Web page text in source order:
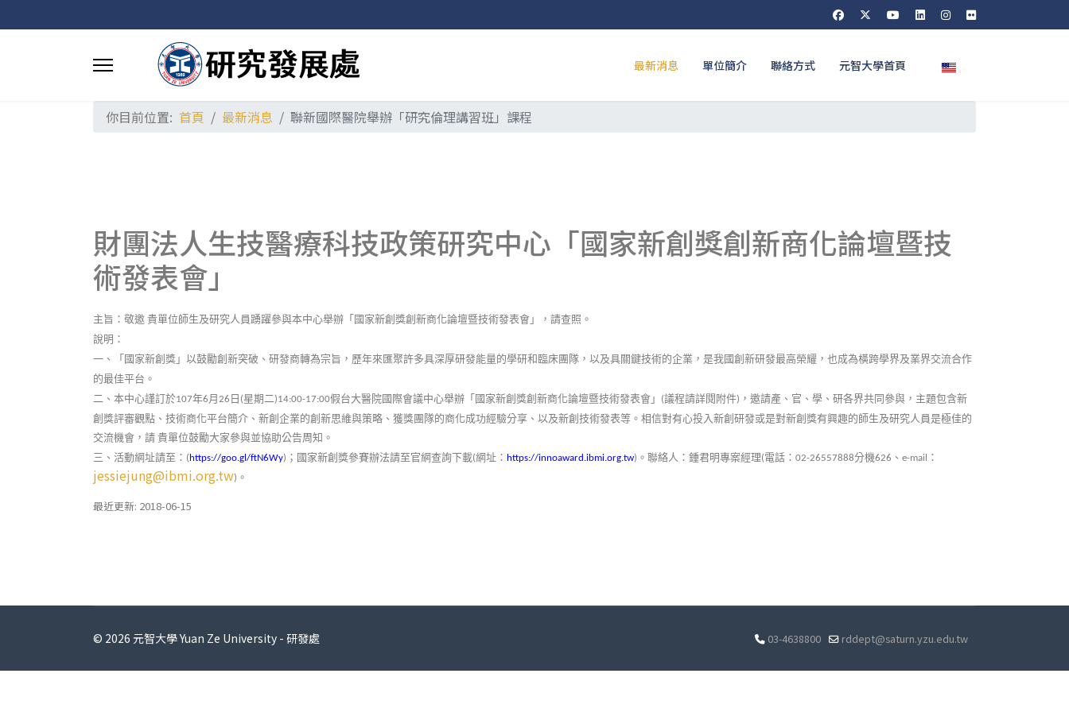
最新消息 單位簡介 聯絡方式 元智大學首頁 選擇你的語言
你目前位置: 首頁 最新消息 聯新國際醫院舉辦「研究倫理講習班」課程
財團法人生技醫療科技政策研究中心「國家新創獎創新商化論壇暨技
術發表會」
主旨：敬邀貴單位師生及研究人員踴躍參與本中心舉辦「國家新創獎創新商化論壇暨技術發表會」，請查照。
說明：
一、「國家新創獎」以鼓勵創新突破、研發商轉為宗旨，歷年來匯聚許多具深厚研發能量的學研和臨床團隊，以及具關鍵技術的企業，是我國創新研發最高榮耀，也成為橫跨學界及業界交流合作
的最佳平台。
二、本中心謹訂於107年6月26 日 (星期二)14:00-17:00假台大醫院國際會議中心舉辦「國家新創獎創新商化論壇暨技術發表會」 (議程請詳閱附件) ，邀請產、官、學、研各界共同參與，主題包含新
創獎評審觀點、技術商化平台簡介、新創企業的創新思維與策略、獲獎團隊的商化成功經驗分享、以及新創技術發表等。相信對有心投入新創研發或是對新創獎有興趣的師生及研究人員是極佳的
交流機會，請貴單位鼓勵大家參與並協助公告周知。
三、活動網址請至： ( https://goo.gl/ftN6Wy) ；國家新創獎參賽辦法請至官網查詢下載(網址： https://innoaward.ibmi.org.tw) 。聯絡人：鍾君明專案經理(電話： 02-26557888分機626 、 e-mail ：
jessiejung@ibmi.org.tw) 。
最近更新: 2018-06-15
© 2026 元智大學 Yuan Ze University - 研發處 03-4638800 rddept@saturn.yzu.edu.tw